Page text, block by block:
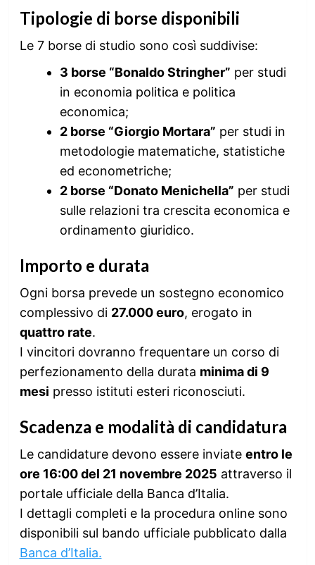
Tipologie di borse disponibili
Le 7 borse di studio sono così suddivise:
3 borse “Bonaldo Stringher” per studi
in economia politica e politica
economica;
2 borse “Giorgio Mortara” per studi in
metodologie matematiche, statistiche
ed econometriche;
2 borse “Donato Menichella” per studi
sulle relazioni tra crescita economica e
ordinamento giuridico.
Importo e durata
Ogni borsa prevede un sostegno economico
complessivo di 27.000 euro, erogato in
quattro rate.
I vincitori dovranno frequentare un corso di
perfezionamento della durata minima di 9
mesi presso istituti esteri riconosciuti.
Scadenza e modalità di candidatura
Le candidature devono essere inviate entro le
ore 16:00 del 21 novembre 2025 attraverso il
portale ufficiale della Banca d’Italia.
I dettagli completi e la procedura online sono
disponibili sul bando ufficiale pubblicato dalla
Banca d’Italia.